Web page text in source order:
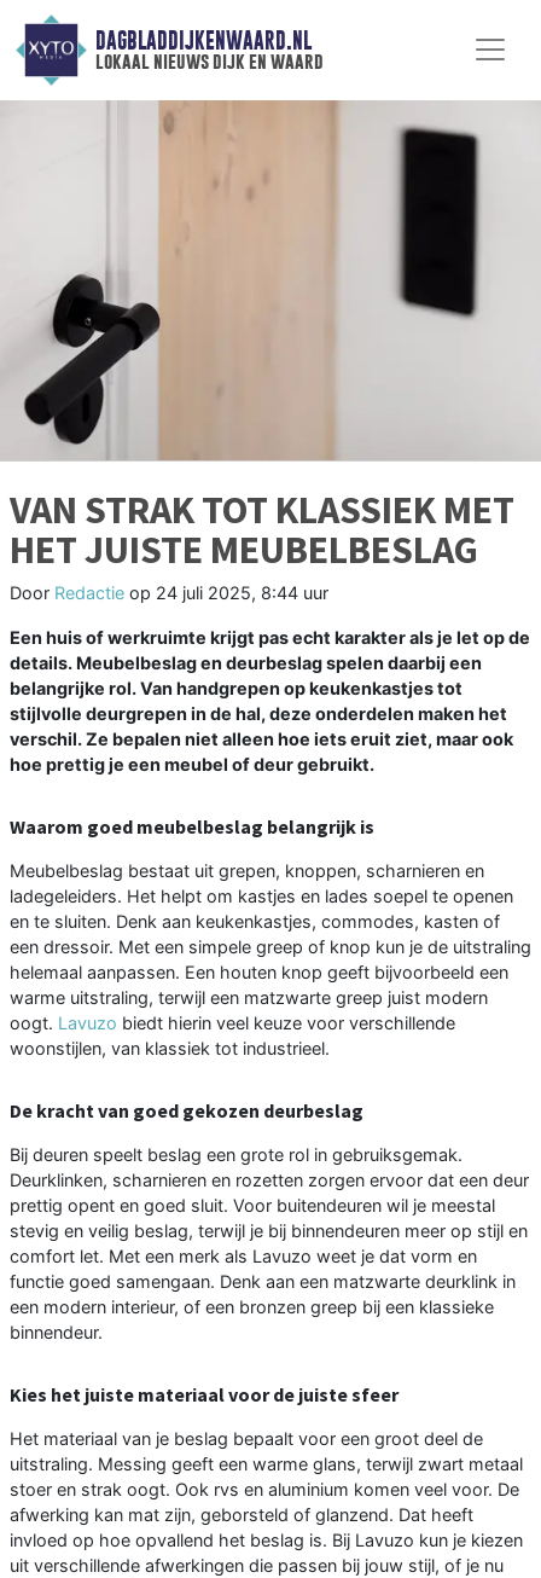
DAGBLADDIJKENWAARD.NL
lokaal nieuws dijk en waard
VAN STRAK TOT KLASSIEK MET
HET JUISTE MEUBELBESLAG
Door Redactie op 24 juli 2025, 8:44 uur
Een huis of werkruimte krijgt pas echt karakter als je let op de
details. Meubelbeslag en deurbeslag spelen daarbij een
belangrijke rol. Van handgrepen op keukenkastjes tot
stijlvolle deurgrepen in de hal, deze onderdelen maken het
verschil. Ze bepalen niet alleen hoe iets eruit ziet, maar ook
hoe prettig je een meubel of deur gebruikt.
Waarom goed meubelbeslag belangrijk is
Meubelbeslag bestaat uit grepen, knoppen, scharnieren en
ladegeleiders. Het helpt om kastjes en lades soepel te openen
en te sluiten. Denk aan keukenkastjes, commodes, kasten of
een dressoir. Met een simpele greep of knop kun je de uitstraling
helemaal aanpassen. Een houten knop geeft bijvoorbeeld een
warme uitstraling, terwijl een matzwarte greep juist modern
oogt. Lavuzo biedt hierin veel keuze voor verschillende
woonstijlen, van klassiek tot industrieel.
De kracht van goed gekozen deurbeslag
Bij deuren speelt beslag een grote rol in gebruiksgemak.
Deurklinken, scharnieren en rozetten zorgen ervoor dat een deur
prettig opent en goed sluit. Voor buitendeuren wil je meestal
stevig en veilig beslag, terwijl je bij binnendeuren meer op stijl en
comfort let. Met een merk als Lavuzo weet je dat vorm en
functie goed samengaan. Denk aan een matzwarte deurklink in
een modern interieur, of een bronzen greep bij een klassieke
binnendeur.
Kies het juiste materiaal voor de juiste sfeer
Het materiaal van je beslag bepaalt voor een groot deel de
uitstraling. Messing geeft een warme glans, terwijl zwart metaal
stoer en strak oogt. Ook rvs en aluminium komen veel voor. De
afwerking kan mat zijn, geborsteld of glanzend. Dat heeft
invloed op hoe opvallend het beslag is. Bij Lavuzo kun je kiezen
uit verschillende afwerkingen die passen bij jouw stijl, of je nu